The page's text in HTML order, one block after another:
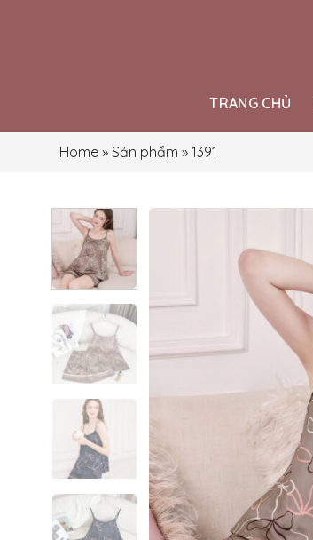
TRANG CHỦ
Home » Sản phẩm » 1391